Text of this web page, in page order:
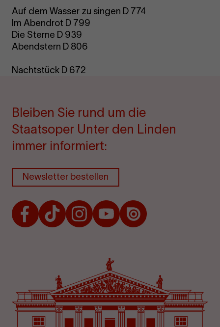
Auf dem Wasser zu singen D 774
Im Abendrot D 799
Die Sterne D 939
Abendstern D 806
Nachtstück D 672
Bleiben Sie rund um die
Staatsoper Unter den Linden
immer informiert:
Newsletter bestellen
FacebookTikTokInstagramYoutubeIssuu